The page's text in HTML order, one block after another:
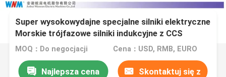
Super wysokowydajne specjalne silniki elektryczne
Morskie trójfazowe silniki indukcyjne z CCS
MOQ：Do negocjacji Cena：USD, RMB, EURO
Najlepsza cena Skontaktuj się z